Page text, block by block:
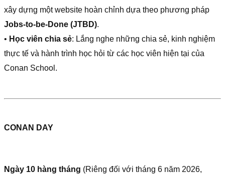
xây dựng một website hoàn chỉnh dựa theo phương pháp
Jobs-to-be-Done (JTBD).
• Học viên chia sẻ: Lắng nghe những chia sẻ, kinh nghiệm
thực tế và hành trình học hỏi từ các học viên hiện tại của
Conan School.
CONAN DAY
Ngày 10 hàng tháng (Riêng đối với tháng 6 năm 2026,